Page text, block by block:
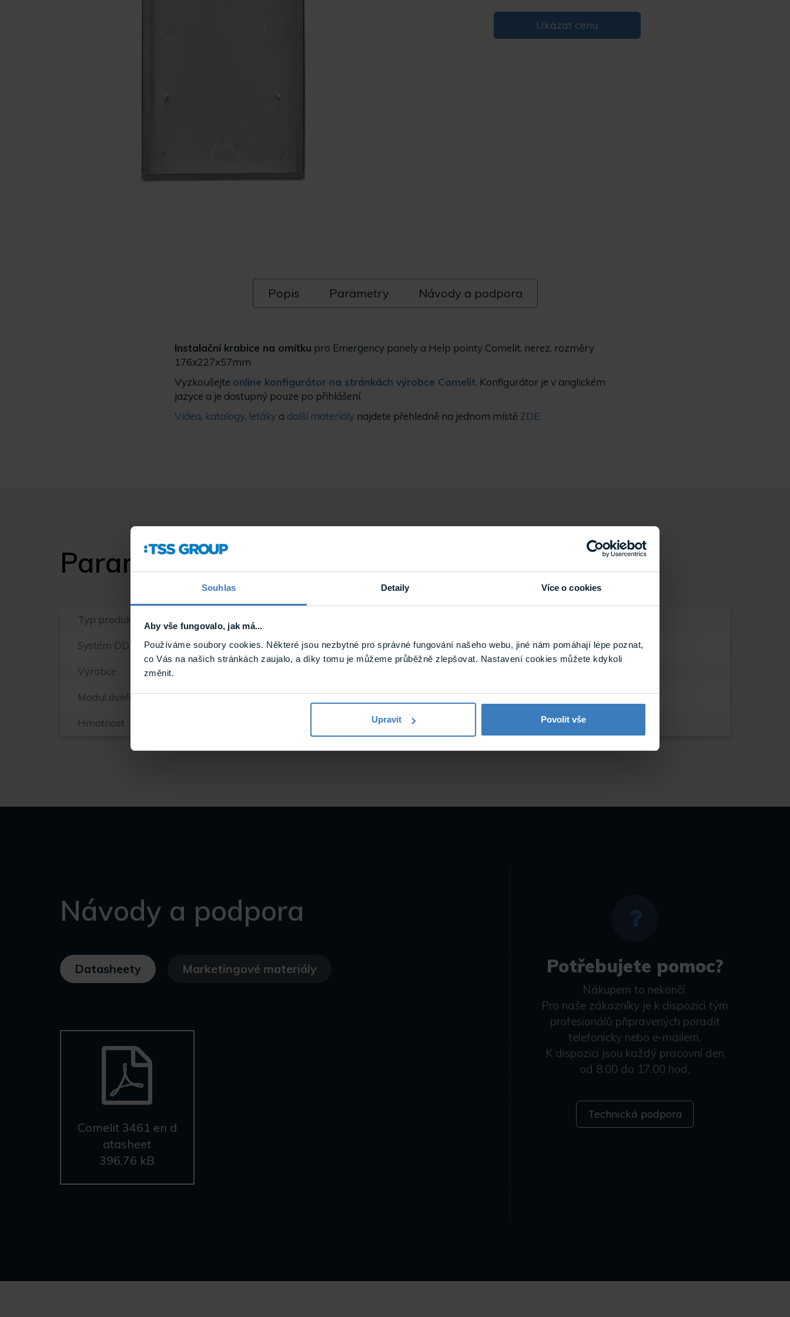
Souhlas Detaily Více o cookies
Aby vše fungovalo, jak má...
Používáme soubory cookies. Některé jsou nezbytné pro správné fungování našeho webu, jiné nám pomáhají lépe poznat,
co Vás na našich stránkách zaujalo, a díky tomu je můžeme průběžně zlepšovat. Nastavení cookies můžete kdykoli
změnit.
Upravit Povolit vše
Ukázat cenu
Popis Parametry Návody a podpora
Instalační krabice na omítku pro Emergency panely a Help pointy Comelit, nerez, rozměry
176x227x57mm
Vyzkoušejte online konfigurátor na stránkách výrobce Comelit. Konfigurátor je v anglickém
jazyce a je dostupný pouze po přihlášení.
Videa, katalogy, letáky a další materiály najdete přehledně na jednom místě ZDE.
Parametry
Typ produktu
Systém DDZ Comelit
Výrobce
Modul dveřní jednotky Instalační box
Hmotnost 1.094 kg
Návody a podpora
Datasheety Marketingové materiály
Comelit 3461 en d
atasheet
396,76 kB
Potřebujete pomoc?
Nákupem to nekončí.
Pro naše zákazníky je k dispozici tým
profesionálů připravených poradit
telefonicky nebo e-mailem.
K dispozici jsou každý pracovní den
od 8.00 do 17.00 hod.
Technická podpora